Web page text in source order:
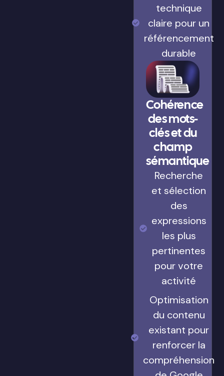
technique
claire pour un
référencement
durable
Cohérence
des mots-
clés et du
champ
sémantique
Recherche
et sélection
des
expressions
les plus
pertinentes
pour votre
activité
Optimisation
du contenu
existant pour
renforcer la
compréhension